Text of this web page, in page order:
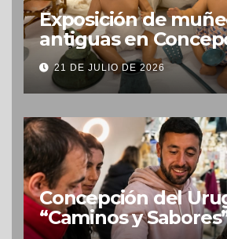
Exposición de
antiguas en
Uruguay
21 DE JULIO DE 2026
Concepción del
“Caminos y